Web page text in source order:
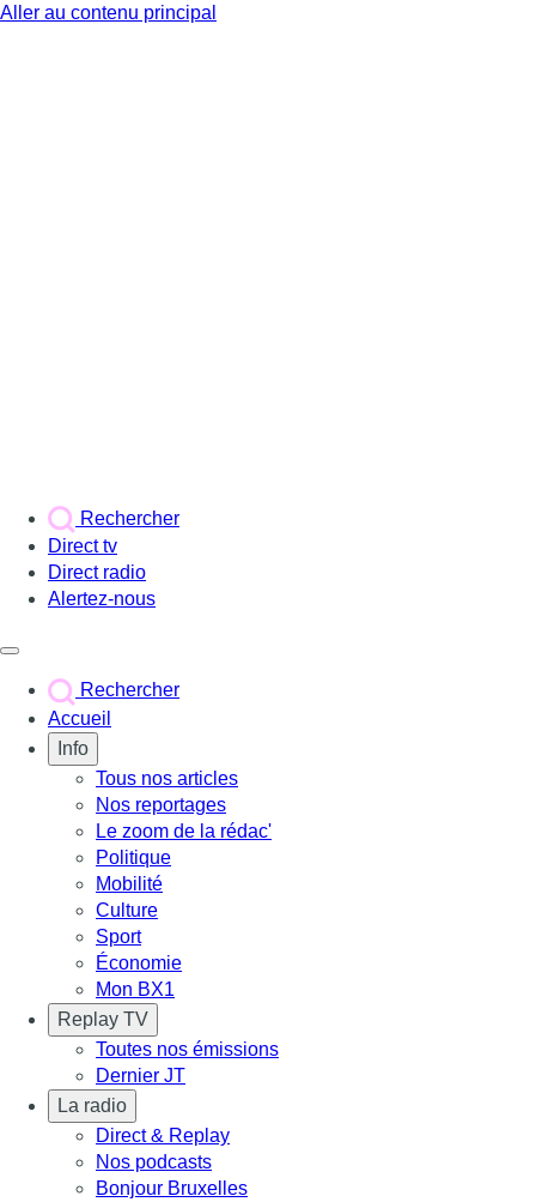
Aller au contenu principal
Rechercher
Direct tv
Direct radio
Alertez-nous
Rechercher
Accueil
Info
Tous nos articles
Nos reportages
Le zoom de la rédac'
Politique
Mobilité
Culture
Sport
Économie
Mon BX1
Replay TV
Toutes nos émissions
Dernier JT
La radio
Direct & Replay
Nos podcasts
Bonjour Bruxelles